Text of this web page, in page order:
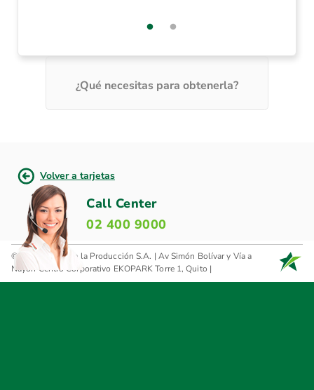
¿Qué necesitas para obtenerla?
Volver a tarjetas
Call Center
02 400 9000
© 2026 Banco de la Producción S.A. | Av Simón Bolívar y Vía a
Nayón Centro Corporativo EKOPARK Torre 1, Quito |